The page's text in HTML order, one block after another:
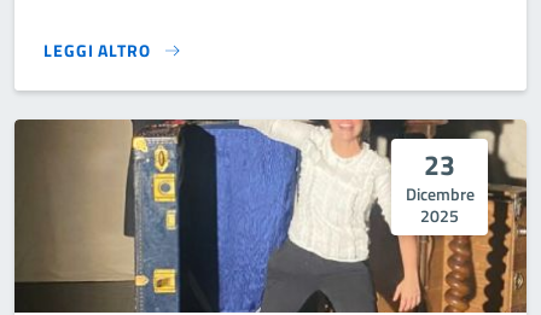
LEGGI ALTRO
UN VALZER PER ROSIE - STORIE DI BALLERINE E
23
Dicembre
2025